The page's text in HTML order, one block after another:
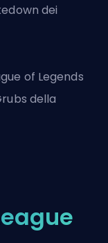
dei
of Legends
della